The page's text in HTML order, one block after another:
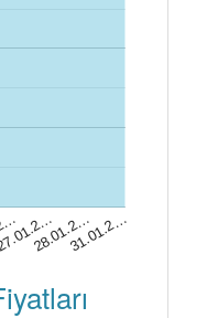
28.01.2…31.01.2…